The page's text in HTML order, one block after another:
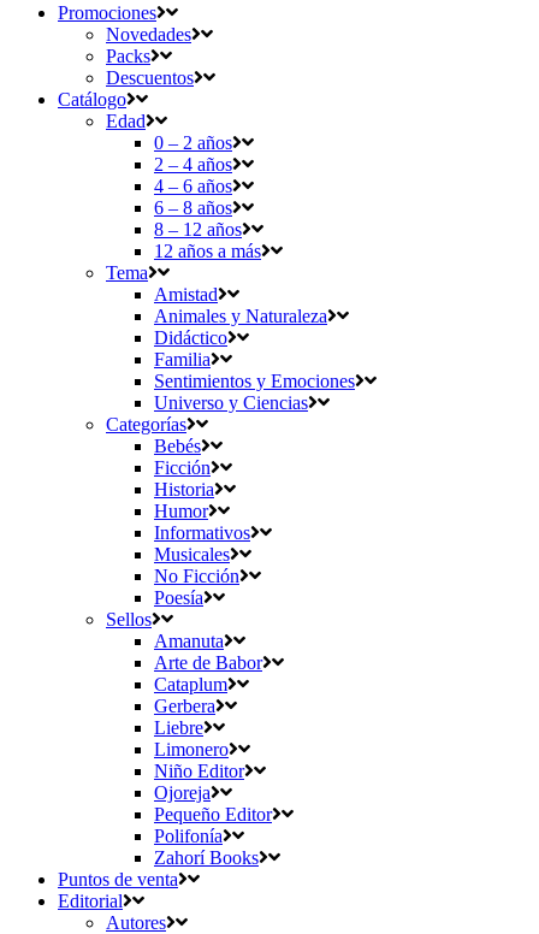
Promociones
Novedades
Packs
Descuentos
Catálogo
Edad
0 – 2 años
2 – 4 años
4 – 6 años
6 – 8 años
8 – 12 años
12 años a más
Tema
Amistad
Animales y Naturaleza
Didáctico
Familia
Sentimientos y Emociones
Universo y Ciencias
Categorías
Bebés
Ficción
Historia
Humor
Informativos
Musicales
No Ficción
Poesía
Sellos
Amanuta
Arte de Babor
Cataplum
Gerbera
Liebre
Limonero
Niño Editor
Ojoreja
Pequeño Editor
Polifonía
Zahorí Books
Puntos de venta
Editorial
Autores